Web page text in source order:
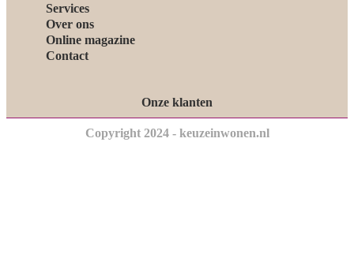
Services
Over ons
Online magazine
Contact
Onze klanten
Copyright 2024 - keuzeinwonen.nl